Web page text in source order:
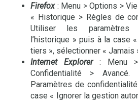
Firefox: Menu > Options >
« Historique > Règles de
Utiliser les paramètres
l’historique » puis à la case
tiers », sélectionner « Jamais
Internet Explorer: Menu >
Confidentialité >
Paramètres de
case « Ignorer la gestion